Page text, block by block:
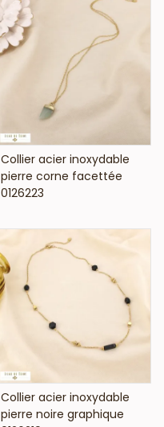
VOIR LE PRIX
Collier acier inoxydable
pierre corne facettée
0126223
VOIR LE PRIX
Collier acier inoxydable
pierre noire graphique